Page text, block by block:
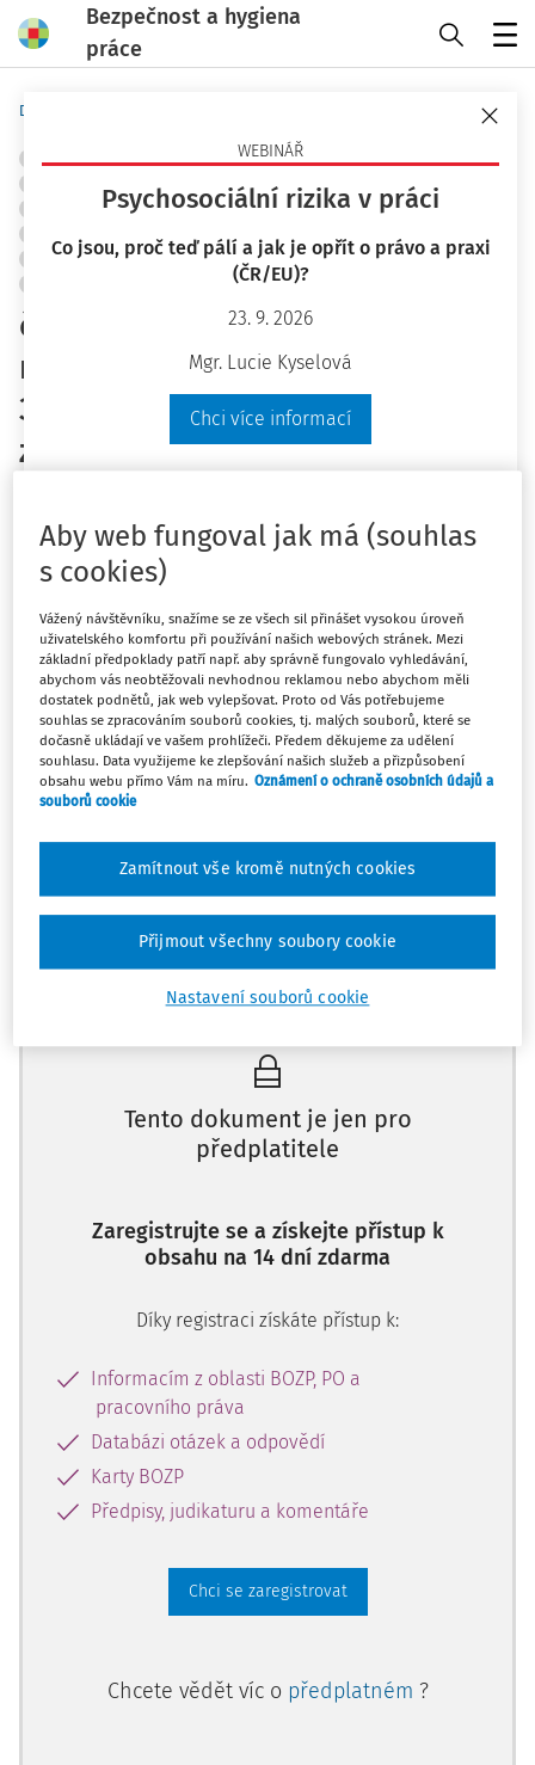
Bezpečnost a hygiena
práce
WEBINÁŘ
Psychosociální rizika v práci
Co jsou, proč teď pálí a jak je opřít o právo a praxi
(ČR/EU)?
23. 9. 2026
Mgr. Lucie Kyselová
Chci více informací
Domů
OBJEKTY A PRACOVIŠTĚ
ERGONOMIE A PRACOVNÍ PROSTŘEDÍ
POŽÁRNÍ OCHRANA A PROTIVÝBUCHOVÁ PREVENCE
DOPRAVNÍ ZAŘÍZENÍ
STROJNÍ A TECHNICKÁ ZAŘÍZENÍ, NÁŘADÍ
STAVEBNICTVÍ
PRÁCE VE VÝŠCE CHEMICKÉ LÁTKY
OOPP
ŘÍZENÍ RIZIK
č. 79/2013 Sb., o provedení
některých ustanovení zákona č.
373/2011 Sb., o specifických
zdravotních službách, (vyhláška
některých druzích posudkové
péče)
Sledovat předpis
Hledat v textu předpisu
Máte předplatné?
Tento dokument je jen pro
předplatitele
Zaregistrujte se a získejte přístup k
obsahu na 14 dní zdarma
Díky registraci získáte přístup k:
Informacím z oblasti BOZP, PO a
pracovního práva
Databázi otázek a odpovědí
Karty BOZP
Předpisy, judikaturu a komentáře
Chci se zaregistrovat
Chcete vědět víc o předplatném ?
Aby web fungoval jak má (souhlas
s cookies)
Vážený návštěvníku, snažíme se ze všech sil přinášet vysokou úroveň
uživatelského komfortu při používání našich webových stránek. Mezi
základní předpoklady patří např. aby správně fungovalo vyhledávání,
abychom vás neobtěžovali nevhodnou reklamou nebo abychom měli
dostatek podnětů, jak web vylepšovat. Proto od Vás potřebujeme
souhlas se zpracováním souborů cookies, tj. malých souborů, které se
dočasně ukládají ve vašem prohlížeči. Předem děkujeme za udělení
souhlasu. Data využijeme ke zlepšování našich služeb a přizpůsobení
obsahu webu přímo Vám na míru. Oznámení o ochraně osobních údajů a
souborů cookie
Nastavení souborů cookie
Zamítnout vše kromě nutných cookies
Přijmout všechny soubory cookie